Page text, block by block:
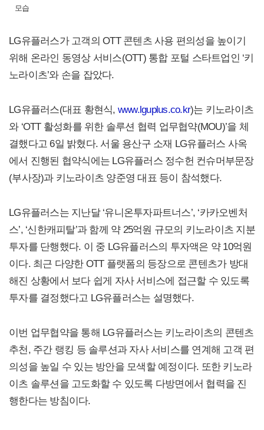
모습
LG유플러스가 고객의 OTT 콘텐츠 사용 편의성을 높이기
위해 온라인 동영상 서비스(OTT) 통합 포털 스타트업인 ‘키
노라이츠’와 손을 잡았다.
LG유플러스(대표 황현식, www.lguplus.co.kr)는 키노라이츠
와 ‘OTT 활성화를 위한 솔루션 협력 업무협약(MOU)’을 체
결했다고 6일 밝혔다. 서울 용산구 소재 LG유플러스 사옥
에서 진행된 협약식에는 LG유플러스 정수헌 컨슈머부문장
(부사장)과 키노라이츠 양준영 대표 등이 참석했다.
LG유플러스는 지난달 ‘유니온투자파트너스’, ‘카카오벤처
스’, ‘신한캐피탈’과 함께 약 25억원 규모의 키노라이츠 지분
투자를 단행했다. 이 중 LG유플러스의 투자액은 약 10억원
이다. 최근 다양한 OTT 플랫폼의 등장으로 콘텐츠가 방대
해진 상황에서 보다 쉽게 자사 서비스에 접근할 수 있도록
투자를 결정했다고 LG유플러스는 설명했다.
이번 업무협약을 통해 LG유플러스는 키노라이츠의 콘텐츠
추천, 주간 랭킹 등 솔루션과 자사 서비스를 연계해 고객 편
의성을 높일 수 있는 방안을 모색할 예정이다. 또한 키노라
이츠 솔루션을 고도화할 수 있도록 다방면에서 협력을 진
행한다는 방침이다.